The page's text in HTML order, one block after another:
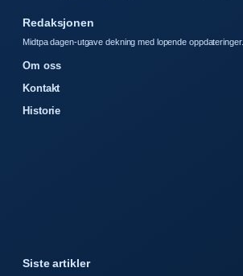
Redaksjonen
Midtpa dagen-utgave dekning med lopende oppdateringer.
Om oss
Kontakt
Historie
Siste artikler